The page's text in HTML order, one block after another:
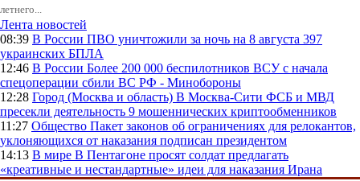
летнего...
Лента новостей
08:39 В России ПВО уничтожили за ночь на 8 августа 397
украинских БПЛА
12:46 В России Более 200 000 беспилотников ВСУ с начала
спецоперации сбили ВС РФ - Минобороны
12:28 Город (Москва и область) В Москва-Сити ФСБ и МВД
пресекли деятельность 9 мошеннических криптообменников
11:27 Общество Пакет законов об ограничениях для релокантов,
уклоняющихся от наказания подписан президентом
14:13 В мире В Пентагоне просят солдат предлагать
«креативные и нестандартные» идеи для наказания Ирана